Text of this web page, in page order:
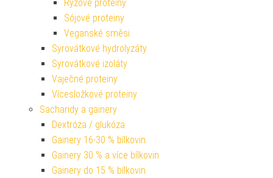
Rýžové proteiny
Sójové proteiny
Veganské směsi
Syrovátkové hydrolyzáty
Syrovátkové izoláty
Vaječné proteiny
Vícesložkové proteiny
Sacharidy a gainery
Dextróza / glukóza
Gainery 16-30 % bílkovin
Gainery 30 % a více bílkovin
Gainery do 15 % bílkovin